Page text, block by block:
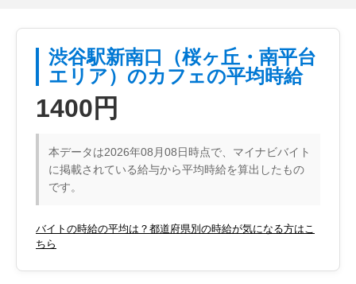
渋谷駅新南口（桜ヶ丘・南平台
エリア）のカフェの平均時給
1400円
本データは2026年08月08日時点で、マイナビバイト
に掲載されている給与から平均時給を算出したもの
です。
バイトの時給の平均は？都道府県別の時給が気になる方はこ
ちら